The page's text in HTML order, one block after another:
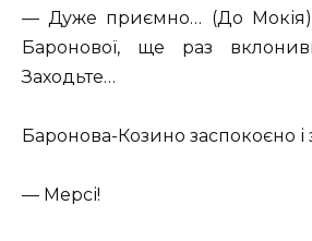
— Дуже приємно… (До Мокія).
Баронової, ще раз
Заходьте…
Баронова-Козино заспокоєно і
— Мерсі!